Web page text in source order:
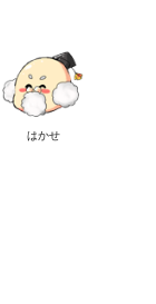
はかせ